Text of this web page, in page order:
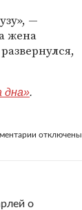
—
жена
дна».
отключены
о